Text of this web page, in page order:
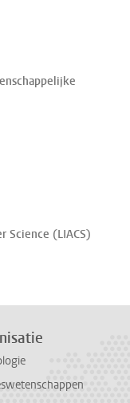
Science (LIACS)